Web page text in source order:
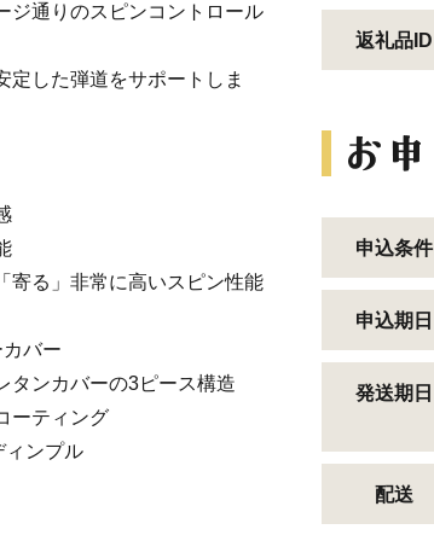
ジ通りのスピンコントロール
定した弾道をサポートしま
寄る」非常に高いスピン性能
バー
タンカバーの3ピース構造
ーティング
ィンプル
返礼品ID
申込条件
申込期日
発送期日
配送